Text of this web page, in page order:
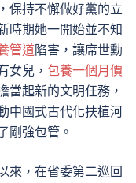
保持不懈做好黨的立
時期她一開始並不知
管道陷害，讓席世勳
女兒， 包養一個月價
當起新的文明任務，
中國式古代化扶植河
剛強包管。
來，在省委第二巡回